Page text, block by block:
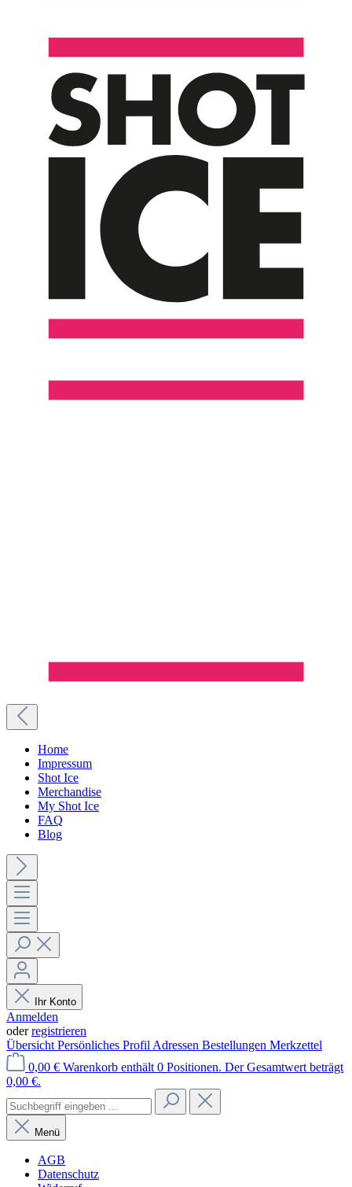
Home
Impressum
Shot Ice
Merchandise
My Shot Ice
FAQ
Blog
Ihr Konto
Anmelden
oderregistrieren
Übersicht Persönliches Profil Adressen Bestellungen Merkzettel
0,00 € Warenkorb enthält 0 Positionen. Der Gesamtwert beträgt
0,00 €.
Menü
AGB
Datenschutz